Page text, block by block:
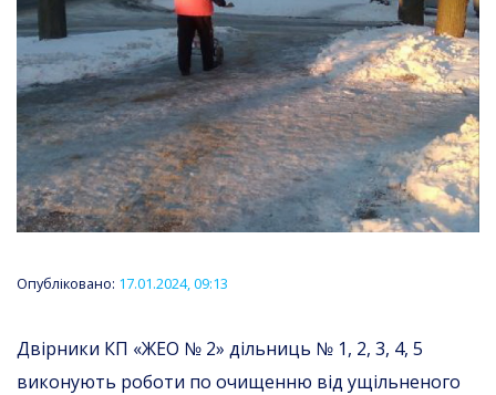
Опубліковано: 17.01.2024, 09:13
Двірники КП «ЖЕО № 2» дільниць № 1, 2, 3, 4, 5
виконують роботи по очищенню від ущільненого